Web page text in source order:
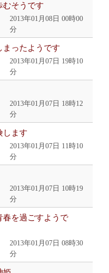
むそうです
2013年01月08日 00時00
分
まったようです
2013年01月07日 19時10
分
2013年01月07日 18時12
分
します
2013年01月07日 11時10
分
2013年01月07日 10時19
分
春を過ごすようで
2013年01月07日 08時30
分